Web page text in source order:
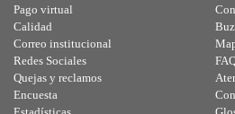
Pago virtual
Calidad
Correo institucional
Redes Sociales
Quejas y reclamos
Encuesta